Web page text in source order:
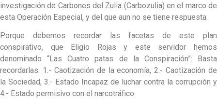
investigación de Carbones del Zulia (Carbozulia) en el marco de
esta Operación Especial, y del que aun no se tiene respuesta.
Porque debemos recordar las facetas de este plan
conspirativo, que Eligio Rojas y este servidor hemos
denominado “Las Cuatro patas de la Conspiración”: Basta
recordarlas: 1.- Caotización de la economía, 2.- Caotización de
la Sociedad, 3.- Estado Incapaz de luchar contra la corrupción y
4.- Estado permisivo con el narcotráfico.